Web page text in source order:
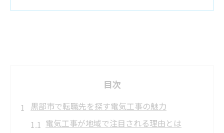
目次
黒部市で転職先を探す電気工事の魅力
電気工事が地域で注目される理由とは